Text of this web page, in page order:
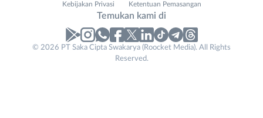
No. Telp /
Kebijakan Privasi Ketentuan Pemasangan
Temukan kami di
© 2026 PT Saka Cipta Swakarya (Roocket Media). All Rights
Reserved.